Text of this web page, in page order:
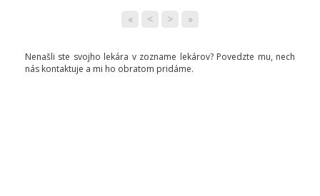
« < > »
Nenašli ste svojho lekára v zozname lekárov? Povedzte mu, nech
nás kontaktuje a mi ho obratom pridáme.